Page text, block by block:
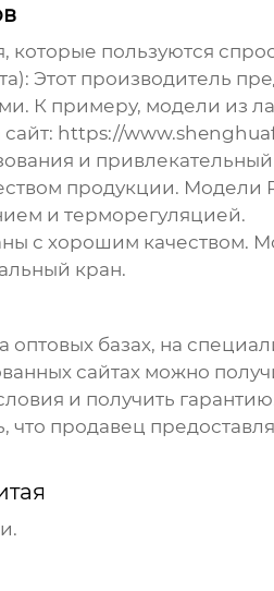
которые пользуются
Этот производитель
К примеру, модели из
https://
и
продукции. Модели
и терморегуляцией.
с хорошим качеством.
кран.
базах, на
сайтах можно
и получить
продавец